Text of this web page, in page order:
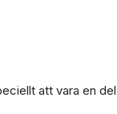
att vara en